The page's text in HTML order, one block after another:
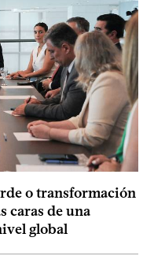
o transformación
caras de una
global